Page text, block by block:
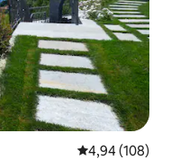
Gemiddelde
4,94 (108)